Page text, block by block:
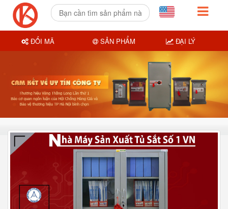
ĐỔI MÃ SẢN PHẨM ĐẠI LÝ